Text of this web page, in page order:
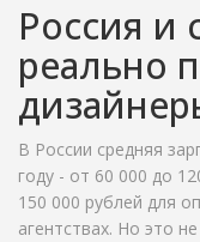
Россия и
реально
В России средняя
году - от 60 000 до
150 000 рублей для
агентствах. Но это